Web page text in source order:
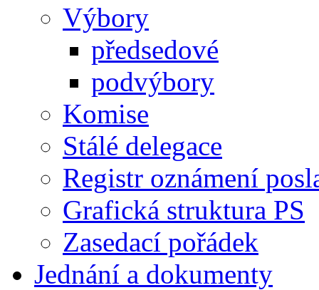
Výbory
předsedové
podvýbory
Komise
Stálé delegace
Registr oznámení
Grafická struktura PS
Zasedací pořádek
Jednání a dokumenty